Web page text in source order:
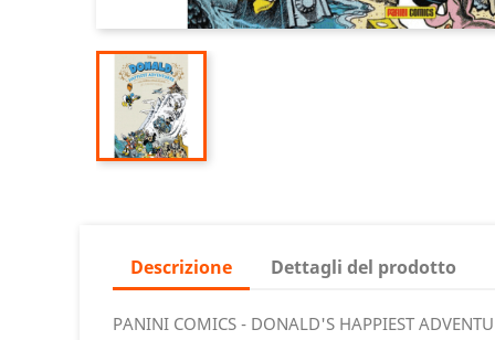
Descrizione Dettagli del prodotto
PANINI COMICS - DONALD'S HAPPIEST